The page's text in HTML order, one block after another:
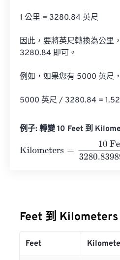
1 公里 = 3280.84 英尺
因此，要將英尺轉換為公里
3280.84 即可。
例如，如果您有 5000 英尺
5000 英尺 / 3280.84 =
例子: 轉變 10 Feet 到
Kilometers
Feet 到
Feet